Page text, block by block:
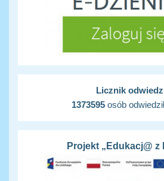
Licznik
1373595osób
Projekt „Edukacj@ z